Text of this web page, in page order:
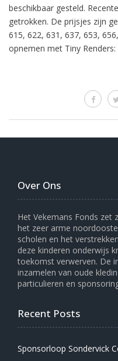
beschikbaar gesteld.
getrokken. De prijsjes zijn
615, 622, 631, 637, 653,
opnemen met Tiny Renders:
Over Ons
Het Vekemans Fonds zet
het zeer arme
scholen en het
deze kinderen onderwijs
toekomst verwerven. De
inzamelen van oude
particulieren en
Recent Posts
Sponsorloop Sondervick